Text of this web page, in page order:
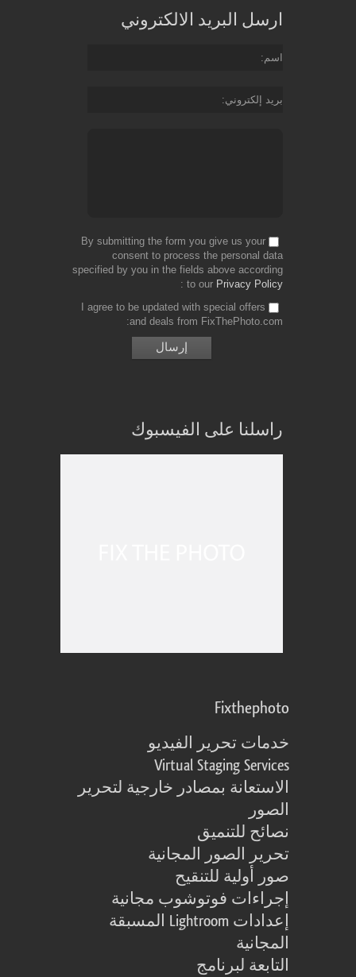
ارسل البريد الالكتروني
اسم
بريد إلكتروني
By submitting the form you give us your
consent to process the personal data
specified by you in the fields above according
to our Privacy Policy
I agree to be updated with special offers
and deals from FixThePhoto.com
راسلنا على الفيسبوك
Fixthephoto
خدمات تحرير الفيديو
Virtual Staging Services
الاستعانة بمصادر خارجية لتحرير
الصور
نصائح للتنميق
تحرير الصور المجانية
صور أولية للتنقيح
إجراءات فوتوشوب مجانية
إعدادات Lightroom المسبقة
المجانية
التابعة لبرنامج